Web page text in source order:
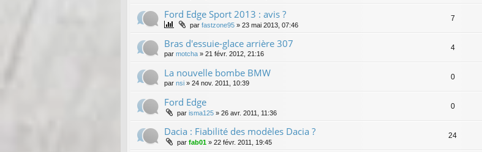
Ford Edge Sport 2013 : avis ?
par fastzone95 » 23 mai 2013, 07:46
7
Bras d'essuie-glace arrière 307
par motcha » 21 févr. 2012, 21:16
4
La nouvelle bombe BMW
par nsi » 24 nov. 2011, 10:39
0
Ford Edge
par isma125 » 26 avr. 2011, 11:36
0
Dacia : Fiabilité des modèles Dacia ?
par fab01 » 22 févr. 2011, 19:45
24